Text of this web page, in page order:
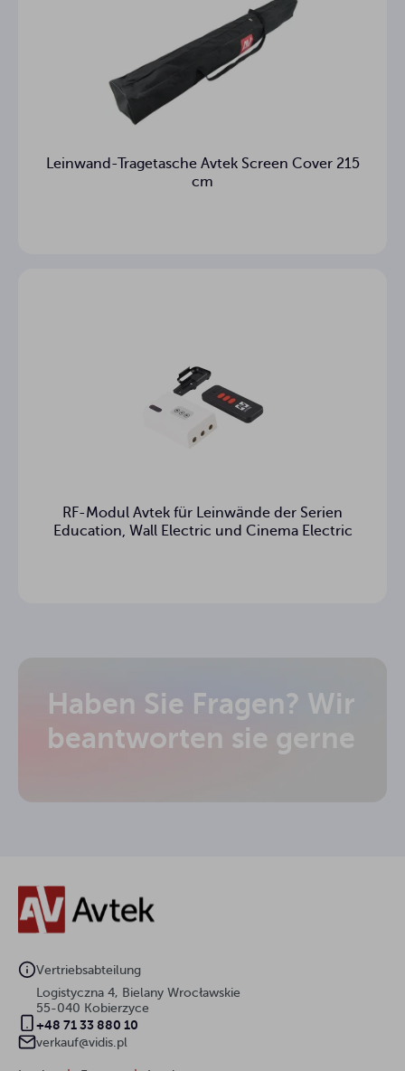
Leinwand-Tragetasche Avtek Screen Cover 215
cm
RF-Modul Avtek für Leinwände der Serien
Education, Wall Electric und Cinema Electric
Haben Sie Fragen? Wir
beantworten sie gerne
Vertriebsabteilung
Logistyczna 4, Bielany Wrocławskie
55-040 Kobierzyce
+48 71 33 880 10
verkauf@vidis.pl